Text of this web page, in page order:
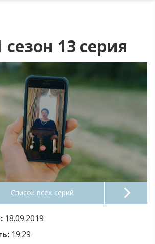
13 серия
Список всех серий
18.09.2019
19:29